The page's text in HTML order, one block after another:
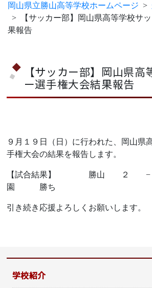
岡山県立勝山高等学校ホームページ
【サッカー部】岡山県高等学校サ
果報告
【サッカー部】岡山県高
ー選手権大会結果報告
９月１９日（日）に行われた、岡山県
手権大会の結果を報告します。
【試合結果】 勝山 ２
園 勝ち
引き続き応援よろしくお願いします。
学校紹介